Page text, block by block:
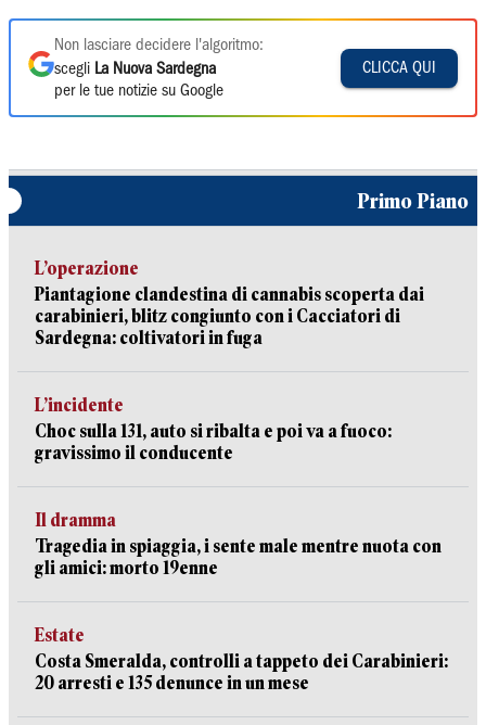
Non lasciare decidere l'algoritmo:
scegli La Nuova Sardegna
per le tue notizie su Google
CLICCA QUI
Primo Piano
L’operazione
Piantagione clandestina di cannabis scoperta dai
carabinieri, blitz congiunto con i Cacciatori di
Sardegna: coltivatori in fuga
L’incidente
Choc sulla 131, auto si ribalta e poi va a fuoco:
gravissimo il conducente
Il dramma
Tragedia in spiaggia, i sente male mentre nuota con
gli amici: morto 19enne
Estate
Costa Smeralda, controlli a tappeto dei Carabinieri:
20 arresti e 135 denunce in un mese